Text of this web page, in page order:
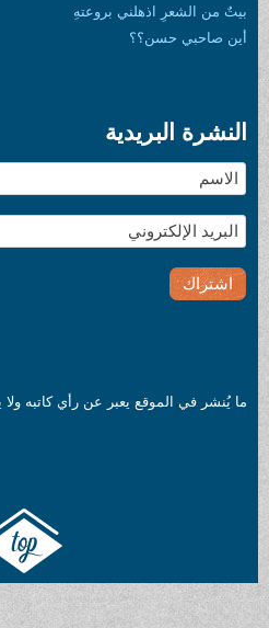
بيتٌ من الشعرِ اذهلني بروعتهِ
أين صاحبي حسن؟؟
النشرة البريدية
ما يُنشر في الموقع يعبر عن رأي كاتبه ولا